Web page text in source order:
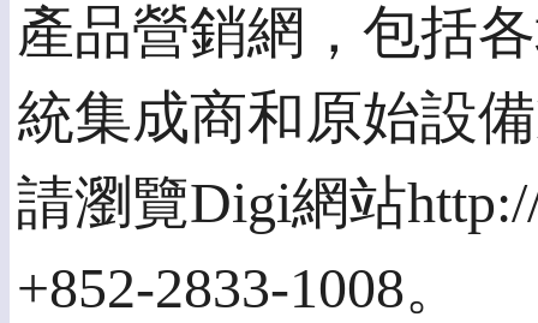
產品營銷網，包括
統集成商和原始設
請瀏覽Digi網站
+852-2833-1008。